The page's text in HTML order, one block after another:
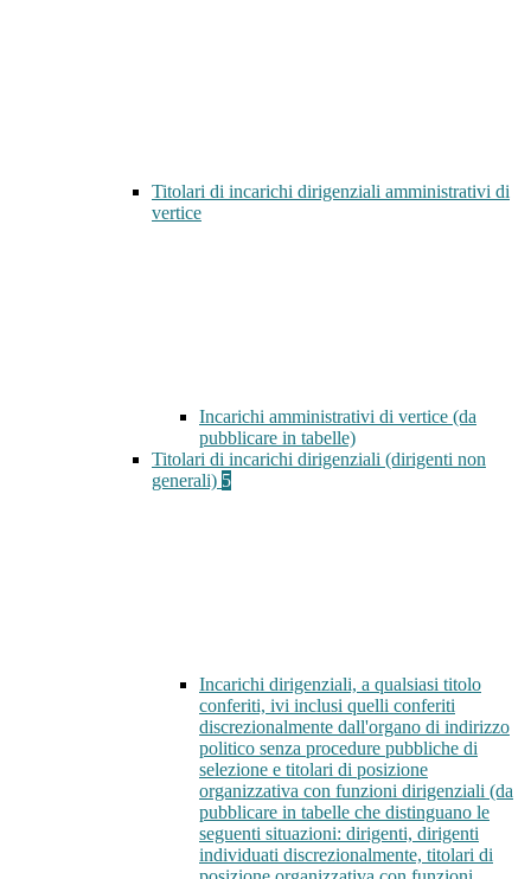
Titolari di incarichi dirigenziali amministrativi di
vertice
Incarichi amministrativi di vertice (da
pubblicare in tabelle)
Titolari di incarichi dirigenziali (dirigenti non
generali) 5
Incarichi dirigenziali, a qualsiasi titolo
conferiti, ivi inclusi quelli conferiti
discrezionalmente dall'organo di indirizzo
politico senza procedure pubbliche di
selezione e titolari di posizione
organizzativa con funzioni dirigenziali (da
pubblicare in tabelle che distinguano le
seguenti situazioni: dirigenti, dirigenti
individuati discrezionalmente, titolari di